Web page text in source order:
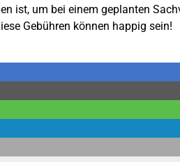
ist, um bei einem geplanten
Gebühren können happig sein!